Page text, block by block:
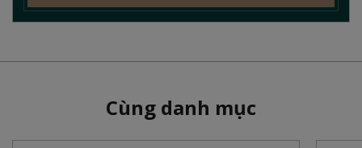
Cùng danh mục